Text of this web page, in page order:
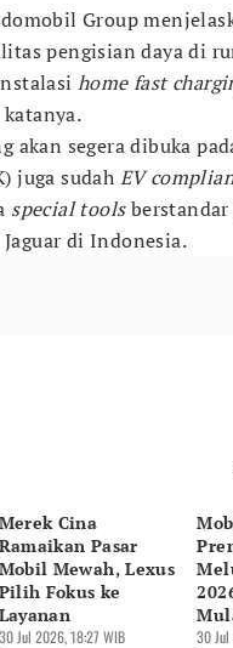
Group
pengisian daya di
home fast
akan segera dibuka
juga sudah EV
special toolsberstandar
di Indonesia.
Merek Cina
Ramaikan Pasar
Mobil Mewah, Lexus
Pilih Fokus ke
Layanan
30 Jul 2026, 18:27 WIB 30 Jul